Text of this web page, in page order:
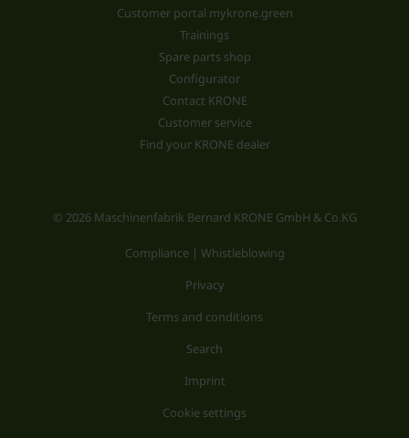
Customer portal mykrone.green
Trainings
Spare parts shop
Configurator
Contact KRONE
Customer service
Find your KRONE dealer
© 2026 Maschinenfabrik Bernard KRONE GmbH & Co.KG
Compliance | Whistleblowing
Privacy
Terms and conditions
Search
Imprint
Cookie settings